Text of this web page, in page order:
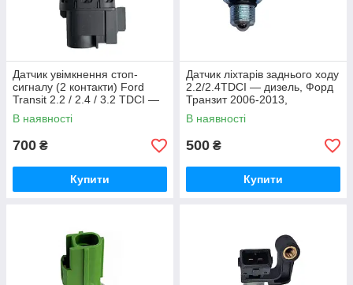
Датчик увімкнення стоп-
сигналу (2 контакти) Ford
Transit 2.2 / 2.4 / 3.2 TDCI —
дизель, Форд Транзит 2006-
2013, 3M5T13480AB
В наявності
700 ₴
Купити
Датчик ліхтарів заднього ходу
2.2/2.4TDCI — дизель, Форд
Транзит 2006-2013,
CM5T15520CA/805256
В наявності
500 ₴
Купити